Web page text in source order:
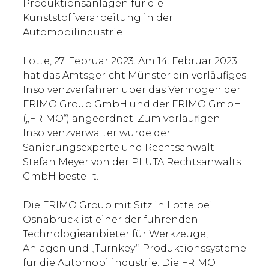
Produktionsanlagen für die
Kunststoffverarbeitung in der
Automobilindustrie
Lotte, 27. Februar 2023. Am 14. Februar 2023
hat das Amtsgericht Münster ein vorläufiges
Insolvenzverfahren über das Vermögen der
FRIMO Group GmbH und der FRIMO GmbH
(„FRIMO“) angeordnet. Zum vorläufigen
Insolvenzverwalter wurde der
Sanierungsexperte und Rechtsanwalt
Stefan Meyer von der PLUTA Rechtsanwalts
GmbH bestellt.
Die FRIMO Group mit Sitz in Lotte bei
Osnabrück ist einer der führenden
Technologieanbieter für Werkzeuge,
Anlagen und „Turnkey“-Produktionssysteme
für die Automobilindustrie. Die FRIMO